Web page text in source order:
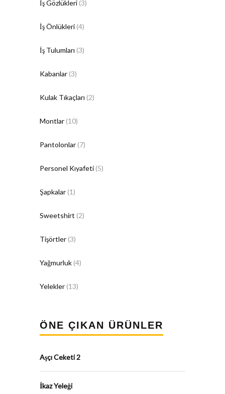
İş Gözlükleri (3)
İş Önlükleri (4)
İş Tulumları (3)
Kabanlar (3)
Kulak Tıkaçları (2)
Montlar (10)
Pantolonlar (7)
Personel Kıyafeti (5)
Şapkalar (1)
Sweetshirt (2)
Tişörtler (3)
Yağmurluk (4)
Yelekler (13)
ÖNE ÇIKAN ÜRÜNLER
Aşçı Ceketi 2
İkaz Yeleği